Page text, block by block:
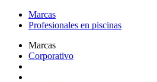
Marcas
Profesionales en piscinas
Marcas
Corporativo